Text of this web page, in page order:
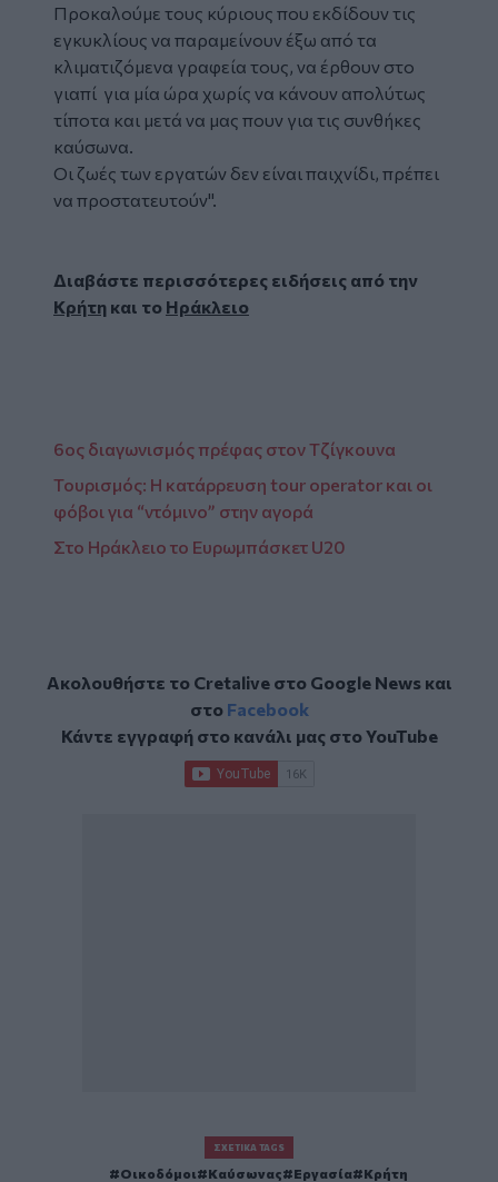
Προκαλούμε τους κύριους που εκδίδουν τις
εγκυκλίους να παραμείνουν έξω από τα
κλιματιζόμενα γραφεία τους, να έρθουν στο
γιαπί για μία ώρα χωρίς να κάνουν απολύτως
τίποτα και μετά να μας πουν για τις συνθήκες
καύσωνα.
Οι ζωές των εργατών δεν είναι παιχνίδι, πρέπει
να προστατευτούν".
Διαβάστε περισσότερες ειδήσεις από την
Κρήτη και το Ηράκλειο
6ος διαγωνισμός πρέφας στον Τζίγκουνα
Τουρισμός: Η κατάρρευση tour operator και οι
φόβοι για “ντόμινο” στην αγορά
Στο Ηράκλειο το Ευρωμπάσκετ U20
Ακολουθήστε το Cretalive στο Google Newsκαι
στο Facebook
Κάντε εγγραφή στο κανάλι μας στοYouTube
ΣΧΕΤΙΚΆ TAGS
Οικοδόμοι Καύσωνας Εργασία Κρήτη